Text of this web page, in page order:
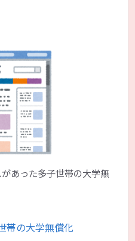
あった多子世帯の大学無
帯の大学無償化